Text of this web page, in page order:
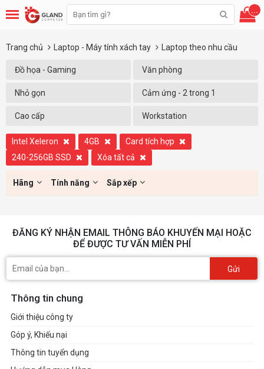
...
Trang chủ Laptop - Máy tính xách tay Laptop theo nhu cầu
Đồ họa - Gaming Văn phòng
Nhỏ gọn Cảm ứng - 2 trong 1
Cao cấp Workstation
Intel Xeleron 4GB
Card tích hợp
240-256GB SSD
Xóa tất cả
Hãng Tính năng Sắp xếp
ĐĂNG KÝ NHẬN EMAIL THÔNG BÁO KHUYẾN MẠI HOẶC
ĐỂ ĐƯỢC TƯ VẤN MIỄN PHÍ
Gửi
Thông tin chung
Giới thiệu công ty
Góp ý, Khiếu nại
Thông tin tuyển dụng